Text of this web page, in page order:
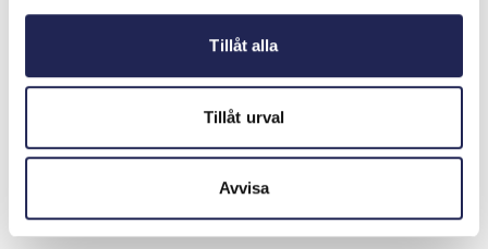
Tillåt alla
Tillåt urval
Avvisa
Operatörer och leverantörer som samarbetar med
Telekområdgivarna visar att de tar ansvar.
Vi ställer högre krav än vad lagen gör på dessa aktörer,